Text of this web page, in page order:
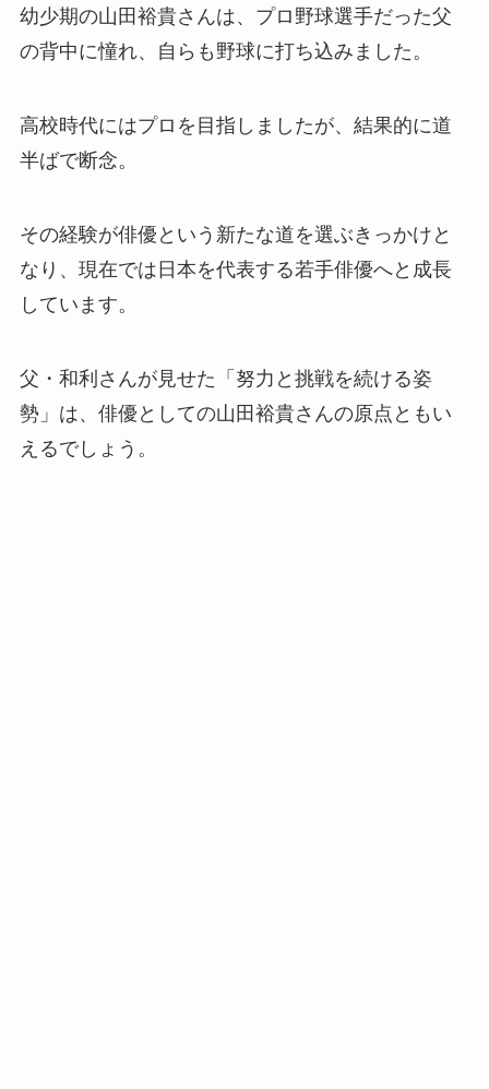
幼少期の山田裕貴さんは、プロ野球選手だった父
の背中に憧れ、自らも野球に打ち込みました。
高校時代にはプロを目指しましたが、結果的に道
半ばで断念。
その経験が俳優という新たな道を選ぶきっかけと
なり、現在では日本を代表する若手俳優へと成長
しています。
父・和利さんが見せた「努力と挑戦を続ける姿
勢」は、俳優としての山田裕貴さんの原点ともい
えるでしょう。